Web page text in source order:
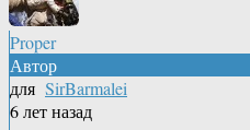
Proper
Автор
для SirBarmalei
6 лет назад